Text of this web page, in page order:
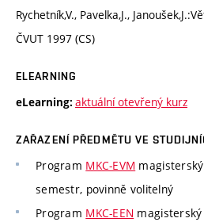
Rychetník,V., Pavelka,J.,
ČVUT 1997 (CS)
ELEARNING
eLearning: aktuální otevřený kurz
ZAŘAZENÍ PŘEDMĚTU VE
Program MKC-EVM
semestr, povinně volitelný
Program MKC-EEN